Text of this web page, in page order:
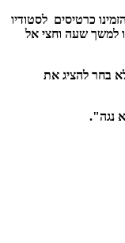
כרטיסים לסטודיו
למשך שעה וחצי אל
בחר להציג את
נגה".